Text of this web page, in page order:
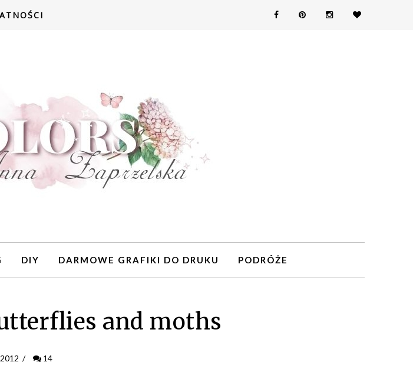
DIY DARMOWE GRAFIKI DO DRUKU PODRÓŻE
and moths
/ 14